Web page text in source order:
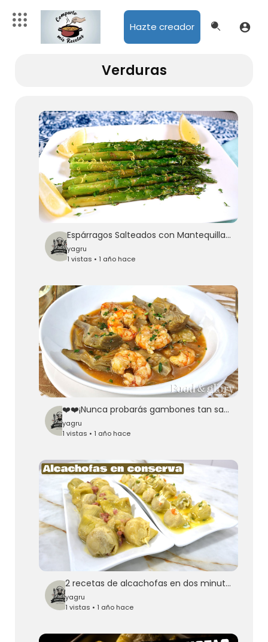
Hazte creador
Verduras
Espárragos Salteados con Mantequilla y Limón - Mi Cocina Rápida
yagru
1 vistas • 1 año hace
❤️❤️¡Nunca probarás gambones tan sabrosos! Receta de Alcachofas con Gambones
yagru
1 vistas • 1 año hace
2 recetas de alcachofas en dos minutos, dime si las comprendes porfa
yagru
1 vistas • 1 año hace